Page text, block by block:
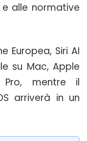
alle normative
Europea, Siri AI
su Mac, Apple
mentre il
arriverà in un